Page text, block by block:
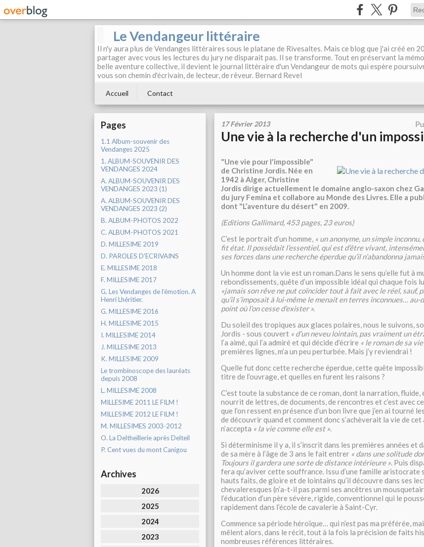
Le Vendangeur littéraire
Il n'y aura plus de Vendanges littéraires sous le platane de Rivesaltes. Mais ce blog que j'ai créé en
partager avec vous les lectures du jury ne disparait pas. Il se transforme. Tout en préservant la
belle aventure collective, il devient le journal littéraire d'un Vendangeur de mots qui espère
vous son chemin d'écrivain, de lecteur, de rêveur. Bernard Revel
Accueil Contact
Pages
1.1 Album-souvenir des
Vendanges 2025
1. ALBUM-SOUVENIR DES
VENDANGES 2024
A. ALBUM-SOUVENIR DES
VENDANGES 2023 (1)
A. ALBUM-SOUVENIR DES
VENDANGES 2023 (2)
B. ALBUM-PHOTOS 2022
C. ALBUM-PHOTOS 2021
D. MILLESIME 2019
D. PAROLES D'ECRIVAINS
E. MILLESIME 2018
F. MILLESIME 2017
G. Les Vendanges de l’émotion. A
Henri Lhéritier.
G. MILLESIME 2016
H. MILLESIME 2015
I. MILLESIME 2014
J. MILLESIME 2013
K. MILLESIME 2009
Le trombinoscope des lauréats
depuis 2008
L. MILLESIME 2008
MILLESIME 2011 LE FILM !
MILLESIME 2012 LE FILM !
M. MILLESIMES 2003-2012
O. La Deltheillerie après Delteil
P. Cent vues du mont Canigou
Archives
2026
2025
2024
2023
17 Février 2013
Une vie à la recherche d'un
"Une vie pour l'impossible"
de Christine Jordis. Née en
1942 à Alger, Christine
Jordis dirige actuellement le domaine anglo-saxon chez
du jury Femina et collabore au Monde des Livres. Elle a
dont "L’aventure du désert" en 2009.
(Editions Gallimard, 453 pages, 23 euros)
C’est le portrait d’un homme, « un anonyme, un simple
fit état. Il possédait l’essentiel, qui est d’être vivant,
ses forces dans une recherche éperdue qu’il n’abandonna
Un homme dont la vie est un roman.Dans le sens qu’elle fut à
rebondissements, quête d’un impossible idéal qui chaque fois
«jamais son rêve ne put coïncider tout à fait avec le réel, sauf,
qu’il s’imposait à lui-même le menait en terres inconnues… au-
point où l’on cesse d’exister ».
Du soleil des tropiques aux glaces polaires, nous le suivons,
Jordis - sous couvert « d’un neveu lointain, pas vraiment un
l’a aimé, qui l’a admiré et qui décide d’écrire « le roman de sa vie
premières lignes, m’a un peu perturbée. Mais j’y reviendrai !
Quelle fut donc cette recherche éperdue, cette quête
titre de l’ouvrage, et quelles en furent les raisons ?
C’est toute la substance de ce roman, dont la narration, fluide,
nourrit de lettres, de documents, de rencontres et c’est avec
que l’on ressent en présence d’un bon livre que j’en ai tourné
de découvrir quand et comment donc s’achèverait la vie de
n’accepta « la vie comme elle est ».
Si déterminisme il y a, il s’inscrit dans les premières années et
de sa mère à l’âge de 3 ans le fait entrer « dans une solitude
Toujours il gardera une sorte de distance intérieure ». Puis
fera qu’aviver cette souffrance. Issu d’une famille aristocrate
hauts faits, de gloire et de lointains qu’il découvre dans ses
chevaleresques (n’a-t-il pas parmi ses ancêtres un
l’éducation d’un père sévère, rigide, conventionnel qui le
rapidement dans l’école de cavalerie à Saint-Cyr.
Commence sa période héroïque… qui n’est pas ma préférée,
mêlent alors, dans le récit, tout à la fois la précision de faits
nombreuses références littéraires.